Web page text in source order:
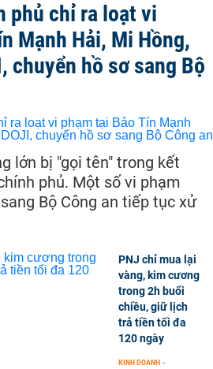
phủ chỉ ra loạt vi
Mạnh Hải, Mi Hồng,
chuyển hồ sơ sang Bộ
lớn bị "gọi tên" trong kết
phủ. Một số vi phạm
Bộ Công an tiếp tục xử
PNJ chỉ mua lại
vàng, kim cương
trong 2h buổi
chiều, giữ lịch
trả tiền tối đa
120 ngày
KINH DOANH -